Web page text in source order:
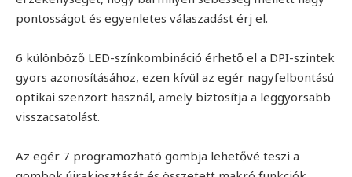
pontosságot és egyenletes válaszadást érj el.
6 különböző LED-színkombináció érhető el a DPI-szintek
gyors azonosításához, ezen kívül az egér nagyfelbontású
optikai szenzort használ, amely biztosítja a leggyorsabb
visszacsatolást.
Az egér 7 programozható gombja lehetővé teszi a